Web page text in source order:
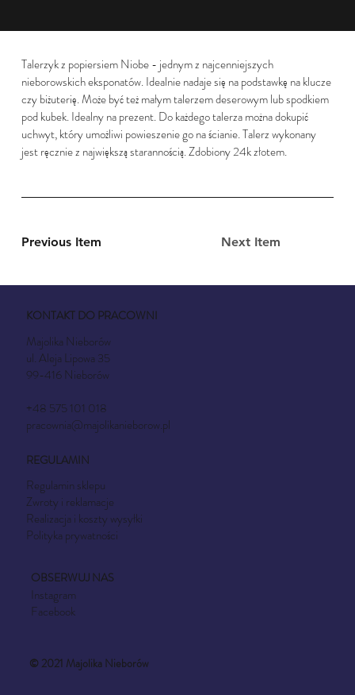
Previous Item Next Item
Talerzyk z popiersiem Niobe - jednym z najcenniejszych
nieborowskich eksponatów. Idealnie nadaje się na podstawkę na klucze
czy biżuterię. Może być też małym talerzem deserowym lub spodkiem
pod kubek. Idealny na prezent. Do każdego talerza można dokupić
uchwyt, który umożliwi powieszenie go na ścianie. Talerz wykonany
jest ręcznie z największą starannością. Zdobiony 24k złotem.
KONTAKT DO PRACOWNI
Majolika Nieborów
ul. Aleja Lipowa 35
99-416 Nieborów
+48 575 101 018
pracownia@majolikanieborow.pl
OBSERWUJ NAS
Instagram
Facebook
REGULAMIN
Regulamin sklepu
Zwroty i reklamacje
Realizacja i koszty wysyłki
Polityka prywatności
© 2021 Majolika Nieborów